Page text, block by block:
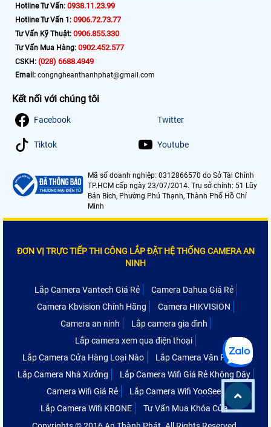
Hotline Tư Vấn: 0938.11.23.99
Hotline Tư Vấn 1: 0906.72.73.77
Tư Vấn Kỹ Thuật: 0906.855.330
Tư Vấn Mua Hàng: 0902.452.577
CSKH: (028) 6688.4949
Email: congngheanthanhphat@gmail.com
Kết nối với chúng tôi
Facebook Twitter
Tiktok Youtube
Mã số doanh nghiệp: 0312866570 do Sở Tài Chính
TP.HCM cấp ngày 23/07/2014. Trụ sở chính: 51 Lũy
Bán Bích, Phường Phú Thạnh, Thành Phố Hồ Chí
Minh
ĐƠN VỊ TRỰC TIẾP THI CÔNG LẮP ĐẶT HỆ THỐNG CAMERA AN
NINH
Lắp Camera Vantech Giá Rẻ
Camera Dahua Giá Rẻ
Camera Kbvision Chính Hãng
Camera HIKVISION
Camera an ninh
Lắp camera gia đình
Lắp camera xem qua điện thoại
Lắp Camera Cửa Hàng Loại Nào
Lắp Camera Văn Phòng
Lắp Camera Nhà Xưởng
Lắp Camera Wifi Giá Rẻ Không Dây
Camera Wifi Giá Rẻ
Lắp Camera Wifi YooSee
Lắp Camera Wifi KBONE
Tư Vấn Mua Khóa Cửa